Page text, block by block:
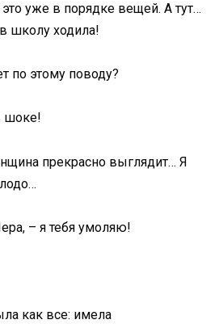
уже в порядке вещей. А тут…
школу ходила!
по этому поводу?
шоке!
прекрасно выглядит… Я
– я тебя умоляю!
как все: имела